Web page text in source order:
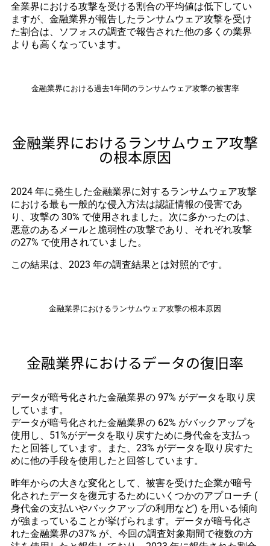
全業界における攻撃を受ける割合の平均値は低下してい
ますが、金融業界が報告したランサムウェア攻撃を受け
た割合は、ソフォスの調査で報告された他の多くの業界
よりも高くなっています。
金融業界における過去1年間のランサムウェア攻撃の被害率
金融業界におけるランサムウェア攻撃
の根本原因
2024 年に発生した金融業界に対するランサムウェア攻撃
における最も一般的な侵入方法は認証情報の侵害であ
り、攻撃の 30% で使用されました。次に多かったのは、
悪意のあるメールと脆弱性の攻撃であり、それぞれ攻撃
の27% で使用されていました。
この結果は、2023 年の調査結果とは対照的です。
金融業界におけるランサムウェア攻撃の根本原因
金融業界におけるデータの復旧率
データが暗号化された金融業界の 97% がデータを取り戻
しています。
データが暗号化された金融業界の 62% がバックアップを
使用し、51%がデータを取り戻すために身代金を支払っ
たと回答しています。また、23% がデータを取り戻すた
めに他の手段を使用したと回答しています。
昨年からの大きな変化として、被害を受けた企業が暗号
化されたデータを復元するためにいくつかのアプローチ (
身代金の支払いやバックアップの利用など) を用いる傾向
が強まっていることが挙げられます。データが暗号化さ
れた金融業界の37% が、今回の調査対象期間で複数の方